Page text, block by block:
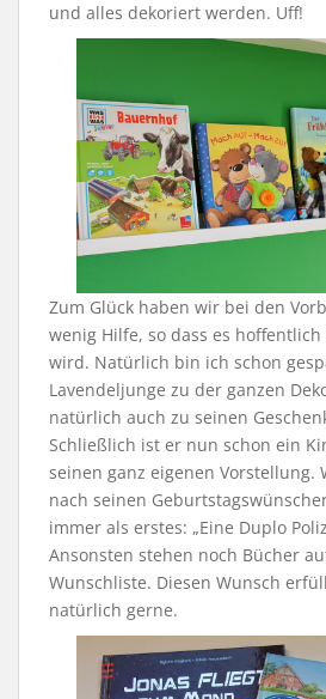
und alles dekoriert werden. Uff!
Zum Glück haben wir bei den
wenig Hilfe, so dass es
wird. Natürlich bin ich schon
Lavendeljunge zu der ganzen
natürlich auch zu seinen
Schließlich ist er nun schon ein
seinen ganz eigenen Vorstellung.
nach seinen
immer als erstes: „Eine Duplo
Ansonsten stehen noch Bücher
Wunschliste. Diesen Wunsch
natürlich gerne.